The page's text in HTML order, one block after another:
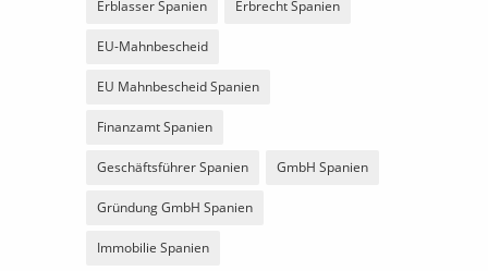
Erblasser Spanien Erbrecht Spanien
EU-Mahnbescheid
EU Mahnbescheid Spanien
Finanzamt Spanien
Geschäftsführer Spanien GmbH Spanien
Gründung GmbH Spanien
Immobilie Spanien